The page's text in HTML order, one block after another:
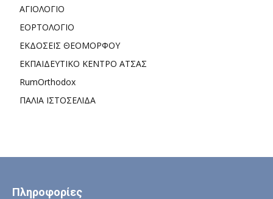
ΑΓΙΟΛΟΓΙΟ
ΕΟΡΤΟΛΟΓΙΟ
ΕΚΔΟΣΕΙΣ ΘΕΟΜΟΡΦΟΥ
ΕΚΠΑΙΔΕΥΤΙΚΟ ΚΕΝΤΡΟ ΑΤΣΑΣ
RumOrthodox
ΠΑΛΙΑ ΙΣΤΟΣΕΛΙΔΑ
Πληροφορίες